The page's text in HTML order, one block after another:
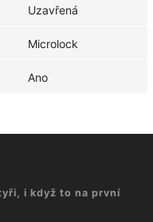
Uzavřená
Microlock
Ano
i když to na první